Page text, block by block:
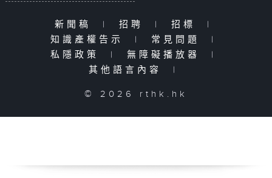
新聞稿 | 招聘 | 招標
|
知識產權告示
| 常見問題
|
私隱政策
| 無障礙播放器
|
其他語言內容
|
© 2026 rthk.hk